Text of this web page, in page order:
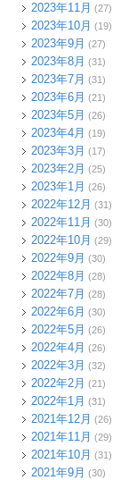
2023年11月 (27)
2023年10月 (19)
2023年9月 (27)
2023年8月 (31)
2023年7月 (31)
2023年6月 (21)
2023年5月 (26)
2023年4月 (19)
2023年3月 (17)
2023年2月 (25)
2023年1月 (26)
2022年12月 (31)
2022年11月 (30)
2022年10月 (29)
2022年9月 (30)
2022年8月 (28)
2022年7月 (28)
2022年6月 (30)
2022年5月 (26)
2022年4月 (26)
2022年3月 (32)
2022年2月 (21)
2022年1月 (31)
2021年12月 (26)
2021年11月 (29)
2021年10月 (31)
2021年9月 (30)